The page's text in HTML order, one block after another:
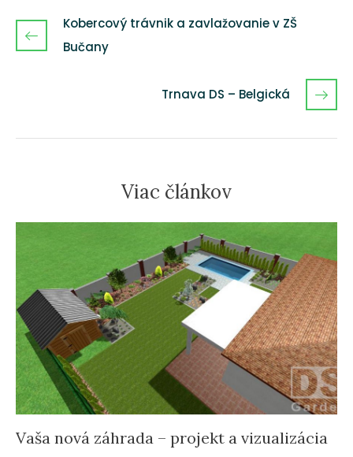
Kobercový trávnik a zavlažovanie v ZŠ
Bučany
Trnava DS – Belgická
Viac článkov
Vaša nová záhrada – projekt a vizualizácia